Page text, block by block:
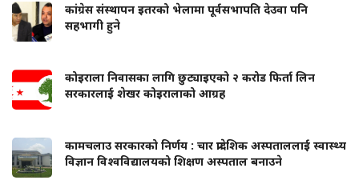
कांग्रेस संस्थापन इतरको भेलामा पूर्वसभापति देउवा पनि
सहभागी हुने
कोइराला निवासका लागि छुट्याइएको २ करोड फिर्ता लिन
सरकारलाई शेखर कोइरालाको आग्रह
कामचलाउ सरकारको निर्णय : चार प्रादेशिक अस्पताललाई स्वास्थ्य
विज्ञान विश्वविद्यालयको शिक्षण अस्पताल बनाउने